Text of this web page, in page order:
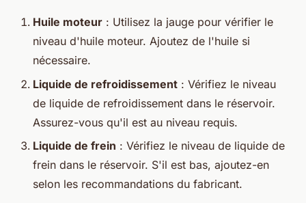
Huile moteur : Utilisez la jauge pour vérifier le
niveau d'huile moteur. Ajoutez de l'huile si
nécessaire.
Liquide de refroidissement : Vérifiez le niveau
de liquide de refroidissement dans le réservoir.
Assurez-vous qu'il est au niveau requis.
Liquide de frein : Vérifiez le niveau de liquide de
frein dans le réservoir. S'il est bas, ajoutez-en
selon les recommandations du fabricant.